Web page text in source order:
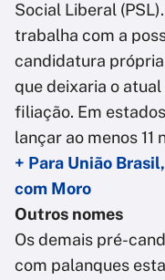
Social Liberal
trabalha com a
candidatura
que deixaria o
filiação. Em
lançar ao menos 11
+ Para União
com Moro
Outros nomes
Os demais pré-
com palanques